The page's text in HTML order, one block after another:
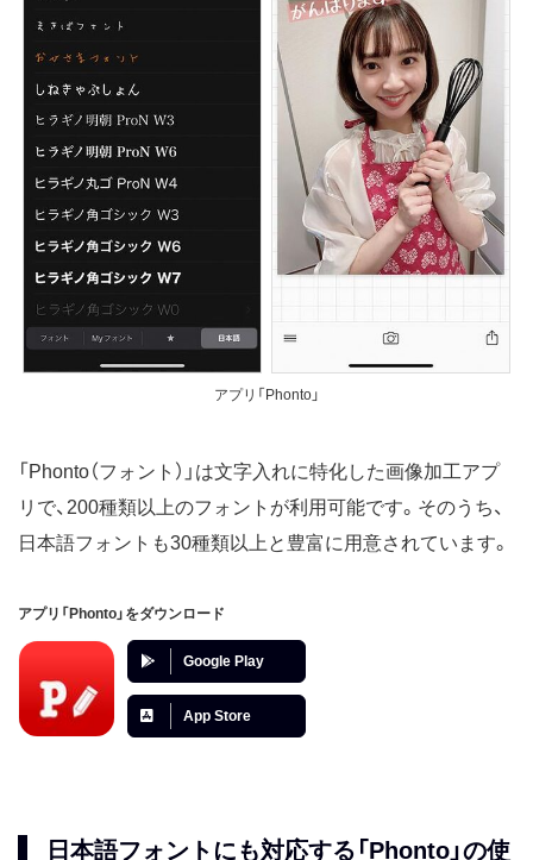
アプリ「Phonto」
「Phonto（フォント）」は文字入れに特化した画像加工アプ
リで、200種類以上のフォントが利用可能です。そのうち、
日本語フォントも30種類以上と豊富に用意されています。
アプリ「Phonto」をダウンロード
Google Play
App Store
日本語フォントにも対応する「Phonto」の使